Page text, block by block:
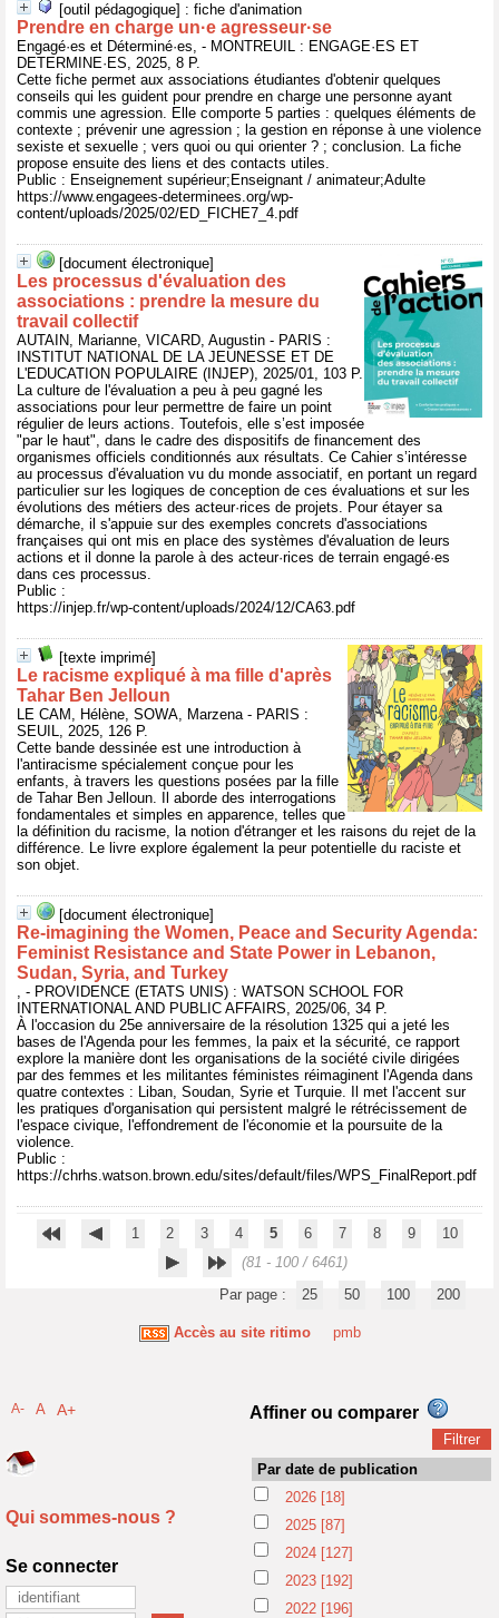
[outil pédagogique] : fiche d'animation
Prendre en charge un·e agresseur·se
Engagé·es et Déterminé·es, - MONTREUIL : ENGAGE·ES ET
DETERMINE·ES, 2025, 8 P.
Cette fiche permet aux associations étudiantes d'obtenir quelques
conseils qui les guident pour prendre en charge une personne ayant
commis une agression. Elle comporte 5 parties : quelques éléments de
contexte ; prévenir une agression ; la gestion en réponse à une violence
sexiste et sexuelle ; vers quoi ou qui orienter ? ; conclusion. La fiche
propose ensuite des liens et des contacts utiles.
Public : Enseignement supérieur;Enseignant / animateur;Adulte
https://www.engagees-determinees.org/wp-
content/uploads/2025/02/ED_FICHE7_4.pdf
[document électronique]
Les processus d'évaluation des
associations : prendre la mesure du
travail collectif
AUTAIN, Marianne, VICARD, Augustin - PARIS :
INSTITUT NATIONAL DE LA JEUNESSE ET DE
L'EDUCATION POPULAIRE (INJEP), 2025/01, 103 P.
La culture de l'évaluation a peu à peu gagné les
associations pour leur permettre de faire un point
régulier de leurs actions. Toutefois, elle s’est imposée
"par le haut", dans le cadre des dispositifs de financement des
organismes officiels conditionnés aux résultats. Ce Cahier s’intéresse
au processus d'évaluation vu du monde associatif, en portant un regard
particulier sur les logiques de conception de ces évaluations et sur les
évolutions des métiers des acteur·rices de projets. Pour étayer sa
démarche, il s'appuie sur des exemples concrets d'associations
françaises qui ont mis en place des systèmes d'évaluation de leurs
actions et il donne la parole à des acteur·rices de terrain engagé·es
dans ces processus.
Public :
https://injep.fr/wp-content/uploads/2024/12/CA63.pdf
[texte imprimé]
Le racisme expliqué à ma fille d'après
Tahar Ben Jelloun
LE CAM, Hélène, SOWA, Marzena - PARIS :
SEUIL, 2025, 126 P.
Cette bande dessinée est une introduction à
l'antiracisme spécialement conçue pour les
enfants, à travers les questions posées par la fille
de Tahar Ben Jelloun. Il aborde des interrogations
fondamentales et simples en apparence, telles que
la définition du racisme, la notion d'étranger et les raisons du rejet de la
différence. Le livre explore également la peur potentielle du raciste et
son objet.
[document électronique]
Re-imagining the Women, Peace and Security Agenda:
Feminist Resistance and State Power in Lebanon,
Sudan, Syria, and Turkey
, - PROVIDENCE (ETATS UNIS) : WATSON SCHOOL FOR
INTERNATIONAL AND PUBLIC AFFAIRS, 2025/06, 34 P.
À l'occasion du 25e anniversaire de la résolution 1325 qui a jeté les
bases de l'Agenda pour les femmes, la paix et la sécurité, ce rapport
explore la manière dont les organisations de la société civile dirigées
par des femmes et les militantes féministes réimaginent l'Agenda dans
quatre contextes : Liban, Soudan, Syrie et Turquie. Il met l'accent sur
les pratiques d'organisation qui persistent malgré le rétrécissement de
l'espace civique, l'effondrement de l'économie et la poursuite de la
violence.
Public :
https://chrhs.watson.brown.edu/sites/default/files/WPS_FinalReport.pdf
1 2 3 4 5 6 7 8 9
10
(81 - 100 / 6461)
Par page :
25 50 100 200
Accès au site ritimo pmb
A- A A+
Qui sommes-nous ?
Se connecter
Affiner ou comparer
Par date de publication
2026 [18]
2025 [87]
2024 [127]
2023 [192]
2022 [196]